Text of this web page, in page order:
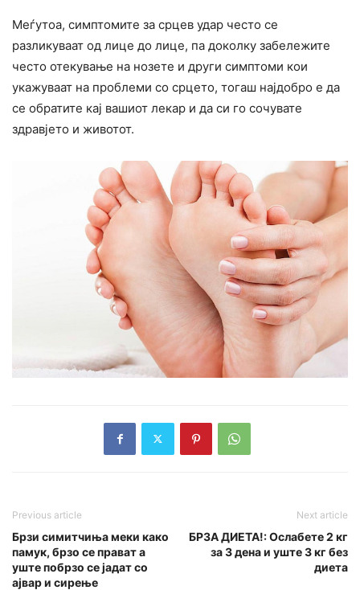
Меѓутоа, симптомите за срцев удар често се
разликуваат од лице до лице, па доколку забележите
често отекување на нозете и други симптоми кои
укажуваат на проблеми со срцето, тогаш најдобро е да
се обратите кај вашиот лекар и да си го сочувате
здравјето и животот.
Previous article
Брзи симитчиња меки како
памук, брзо се прават а
уште побрзо се јадат со
ајвар и сирење
Next article
БРЗА ДИЕТА!: Ослабете 2 кг
за 3 дена и уште 3 кг без
диета